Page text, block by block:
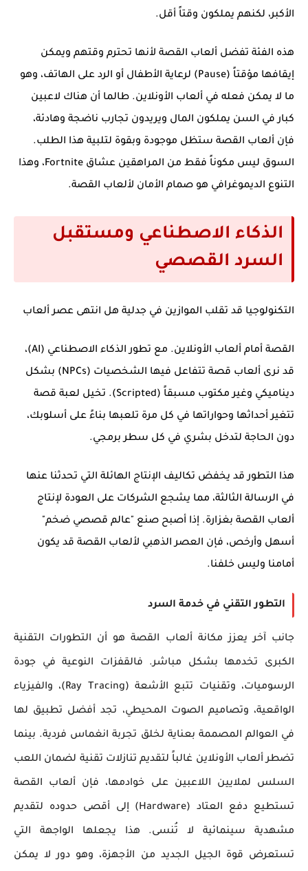
الأكبر، لكنهم يملكون وقتاً أقل.
هذه الفئة تفضل ألعاب القصة لأنها تحترم وقتهم ويمكن
إيقافها مؤقتاً (Pause) لرعاية الأطفال أو الرد على الهاتف، وهو
ما لا يمكن فعله في ألعاب الأونلاين. طالما أن هناك لاعبين
كبار في السن يملكون المال ويريدون تجارب ناضجة وهادئة،
فإن ألعاب القصة ستظل موجودة وبقوة لتلبية هذا الطلب.
السوق ليس مكوناً فقط من المراهقين عشاق Fortnite، وهذا
التنوع الديموغرافي هو صمام الأمان لألعاب القصة.
الذكاء الاصطناعي ومستقبل
السرد القصصي
التكنولوجيا قد تقلب الموازين في جدلية هل انتهى عصر ألعاب
القصة أمام ألعاب الأونلاين. مع تطور الذكاء الاصطناعي (AI)،
قد نرى ألعاب قصة تتفاعل فيها الشخصيات (NPCs) بشكل
ديناميكي وغير مكتوب مسبقاً (Scripted). تخيل لعبة قصة
تتغير أحداثها وحواراتها في كل مرة تلعبها بناءً على أسلوبك،
دون الحاجة لتدخل بشري في كل سطر برمجي.
هذا التطور قد يخفض تكاليف الإنتاج الهائلة التي تحدثنا عنها
في الرسالة الثالثة، مما يشجع الشركات على العودة لإنتاج
ألعاب القصة بغزارة. إذا أصبح صنع "عالم قصصي ضخم"
أسهل وأرخص، فإن العصر الذهبي لألعاب القصة قد يكون
أمامنا وليس خلفنا.
التطور التقني في خدمة السرد
جانب آخر يعزز مكانة ألعاب القصة هو أن التطورات التقنية
الكبرى تخدمها بشكل مباشر. فالقفزات النوعية في جودة
الرسوميات، وتقنيات تتبع الأشعة (Ray Tracing)، والفيزياء
الواقعية، وتصاميم الصوت المحيطي، تجد أفضل تطبيق لها
في العوالم المصممة بعناية لخلق تجربة انغماس فردية. بينما
تضطر ألعاب الأونلاين غالباً لتقديم تنازلات تقنية لضمان اللعب
السلس لملايين اللاعبين على خوادمها، فإن ألعاب القصة
تستطيع دفع العتاد (Hardware) إلى أقصى حدوده لتقديم
مشهدية سينمائية لا تُنسى. هذا يجعلها الواجهة التي
تستعرض قوة الجيل الجديد من الأجهزة، وهو دور لا يمكن